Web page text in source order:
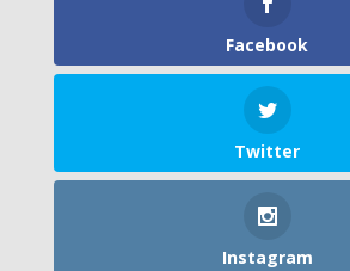
Facebook
Twitter
Instagram